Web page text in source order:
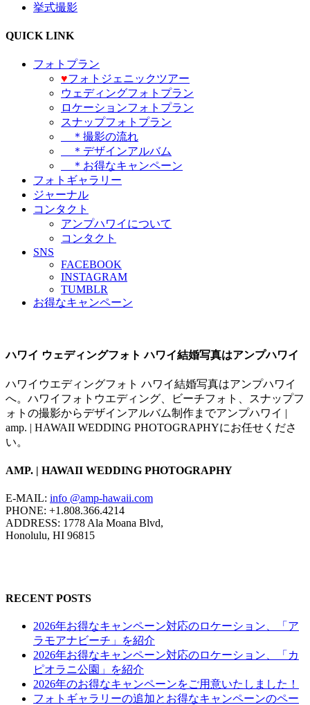
挙式撮影
QUICK LINK
フォトプラン
♥️フォトジェニックツアー
ウェディングフォトプラン
ロケーションフォトプラン
スナップフォトプラン
＊撮影の流れ
＊デザインアルバム
＊お得なキャンペーン
フォトギャラリー
ジャーナル
コンタクト
アンプハワイについて
コンタクト
SNS
FACEBOOK
INSTAGRAM
TUMBLR
お得なキャンペーン
ハワイ ウェディングフォト ハワイ結婚写真はアンプハワイ
ハワイウエディングフォト ハワイ結婚写真はアンプハワイ
へ。ハワイフォトウエディング、ビーチフォト、スナップフ
ォトの撮影からデザインアルバム制作までアンプハワイ |
amp. | HAWAII WEDDING PHOTOGRAPHYにお任せくださ
い。
AMP. | HAWAII WEDDING PHOTOGRAPHY
E-MAIL: info @amp-hawaii.com
PHONE: +1.808.366.4214
ADDRESS: 1778 Ala Moana Blvd,
Honolulu, HI 96815
RECENT POSTS
2026年お得なキャンペーン対応のロケーション、「ア
ラモアナビーチ」を紹介
2026年お得なキャンペーン対応のロケーション、「カ
ピオラニ公園」を紹介
2026年のお得なキャンペーンをご用意いたしました！
フォトギャラリーの追加とお得なキャンペーンのペー